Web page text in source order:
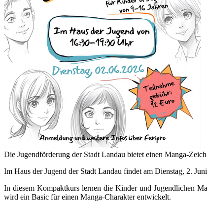
Die Jugendförderung der Stadt Landau bietet einen Manga-
Im Haus der Jugend der Stadt Landau findet am Dienstag, 2.
In diesem Kompaktkurs lernen die Kinder und Jugendlichen
wird ein Basic für einen Manga-Charakter entwickelt.